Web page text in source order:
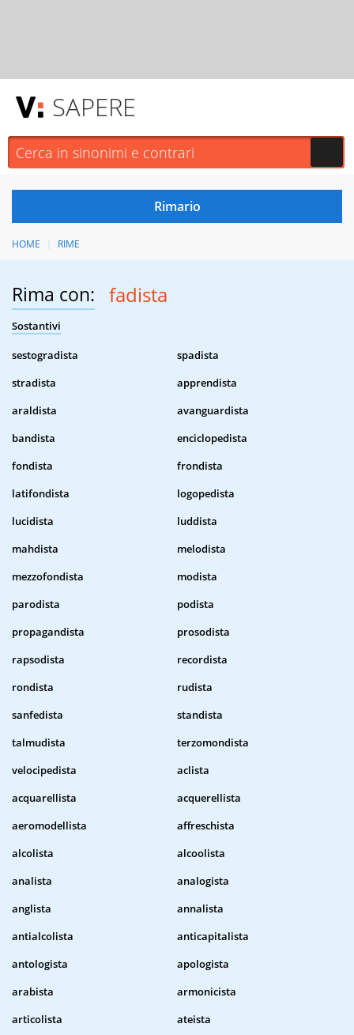
SAPERE
HOME RIME
Rima con: fadista
Sostantivi
sestogradista
spadista
stradista
apprendista
araldista
avanguardista
bandista
enciclopedista
fondista
frondista
latifondista
logopedista
lucidista
luddista
mahdista
melodista
mezzofondista
modista
parodista
podista
propagandista
prosodista
rapsodista
recordista
rondista
rudista
sanfedista
standista
talmudista
terzomondista
velocipedista
aclista
acquarellista
acquerellista
aeromodellista
affreschista
alcolista
alcoolista
analista
analogista
anglista
annalista
antialcolista
anticapitalista
antologista
apologista
arabista
armonicista
articolista
ateista